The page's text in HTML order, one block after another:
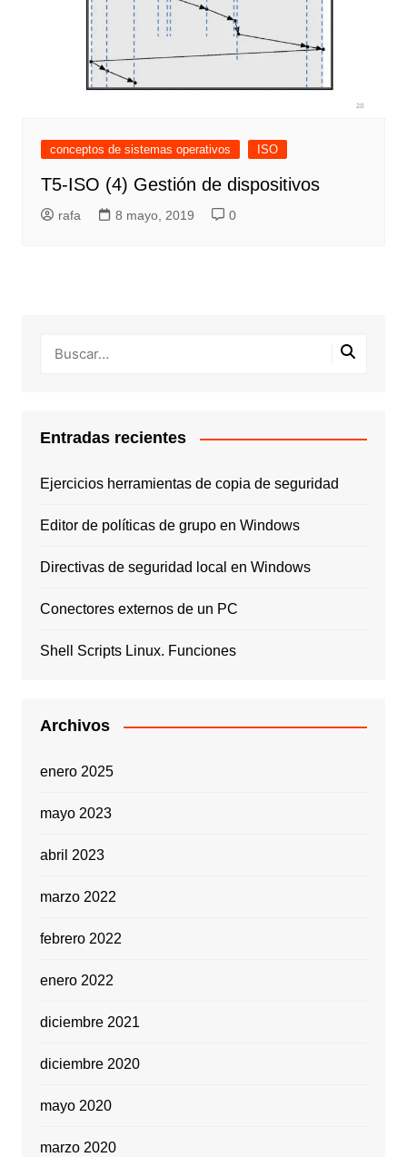
conceptos de sistemas operativos ISO
T5-ISO (4) Gestión de dispositivos
rafa 8 mayo, 2019 0
Entradas recientes
Ejercicios herramientas de copia de seguridad
Editor de políticas de grupo en Windows
Directivas de seguridad local en Windows
Conectores externos de un PC
Shell Scripts Linux. Funciones
Archivos
enero 2025
mayo 2023
abril 2023
marzo 2022
febrero 2022
enero 2022
diciembre 2021
diciembre 2020
mayo 2020
marzo 2020